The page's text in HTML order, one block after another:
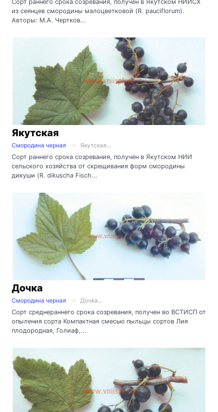
Сорт раннего срока созревания, получен в Якутском НИИСХ
из сеянцев смородины малоцветковой (R. pauciflorum).
Авторы: М.А. Чертков...
Якутская
Смородина черная
Якутская...
Сорт раннего срока созревания, получен в Якутском НИИ
сельского хозяйства от скрещивания форм смородины
дикуши (R. dikuscha Fisch...
Дочка
Смородина черная
Дочка...
Сорт среднераннего срока созревания, получен во ВСТИСП от
опыления сорта Компактная смесью пыльцы сортов Лия
плодородная, Голиаф,...